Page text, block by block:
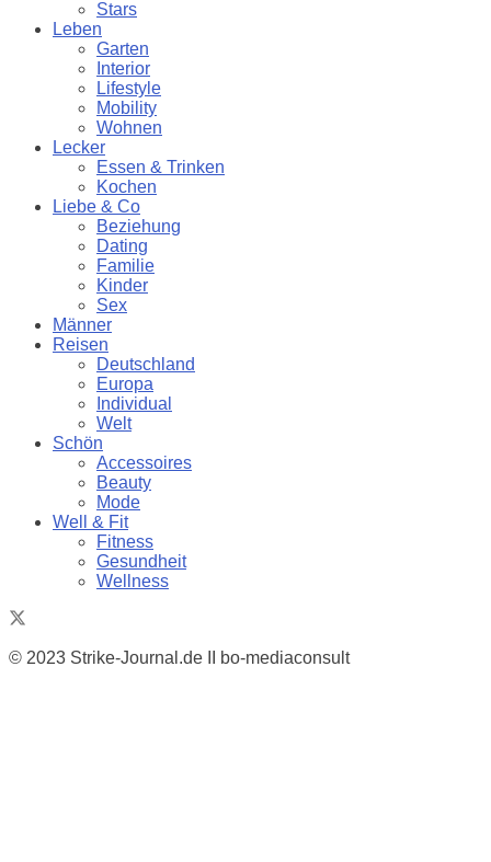
Stars
Leben
Garten
Interior
Lifestyle
Mobility
Wohnen
Lecker
Essen & Trinken
Kochen
Liebe & Co
Beziehung
Dating
Familie
Kinder
Sex
Männer
Reisen
Deutschland
Europa
Individual
Welt
Schön
Accessoires
Beauty
Mode
Well & Fit
Fitness
Gesundheit
Wellness
© 2023 Strike-Journal.de II bo-mediaconsult